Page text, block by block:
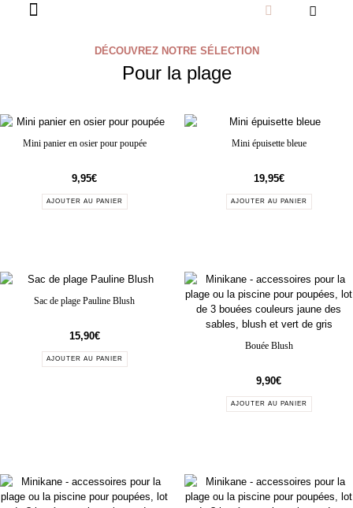
DÉCOUVREZ NOTRE SÉLECTION
Pour la plage
Mini panier en osier pour poupée
9,95€
AJOUTER AU PANIER
Mini épuisette bleue
19,95€
AJOUTER AU PANIER
Sac de plage Pauline Blush
15,90€
AJOUTER AU PANIER
Bouée Blush
9,90€
AJOUTER AU PANIER